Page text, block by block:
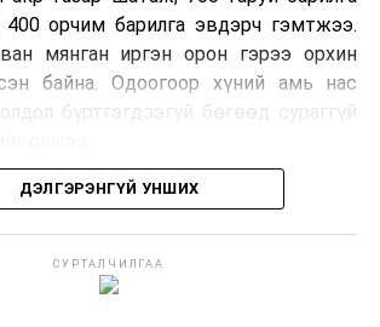
14.3 хувиар өсжээ
залуус явган аялал хийж байна
орчим барилга эвдэрч гэмтжээ.
мянган иргэн орон гэрээ орхин
байна. Одоогоор хүний амь нас
бүртгэгдээгүй бөгөөд сураггүй
түймрийн нэг голомтыг
эрүүгийн хэрэг үүсгэн
ДЭЛГЭРЭНГҮЙ УНШИХ
СУРТАЛЧИЛГАА